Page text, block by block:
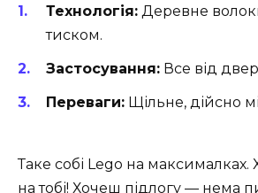
Технологія: Деревне
тиском.
Застосування: Все від
Переваги: Щільне, дійсно
Таке собі Lego на
на тобі! Хочеш підлогу — нема